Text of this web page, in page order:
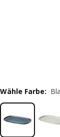
Wähle Farbe: